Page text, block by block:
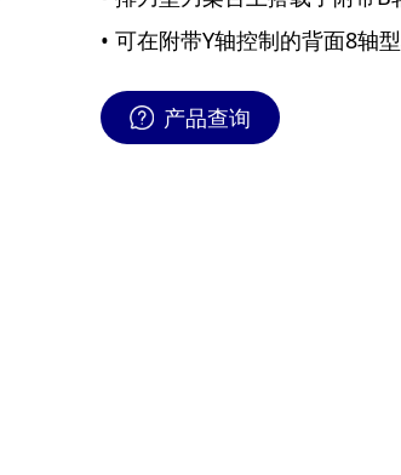
• 可在附带Y轴控制的背面8轴
产品查询